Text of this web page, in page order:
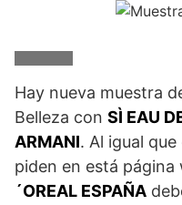
Hay nueva muestra
Belleza con SÌ EAU
ARMANI. Al igual
piden en está
´OREAL ESPAÑA